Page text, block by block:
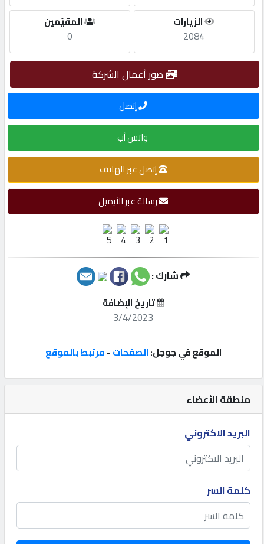
اشتراك
الاحصائيات
الأقسام
شركات
إبحث
إتصل
المنتدى
مزاد
نمبر
كيو
كارز
كيو
منطقة الأعضاء
البريد الاكتروني
كلمة السر
المقيّمين
0
الزيارات
2084
صور أعمال الشركة
إتصل
واتس أب
إتصل عبر الهاتف
رسالة عبر الأيميل
شارك :
تاريخ الإضافة
3/4/2023
الموقع في جوجل:الصفحات-مرتبط بالموقع